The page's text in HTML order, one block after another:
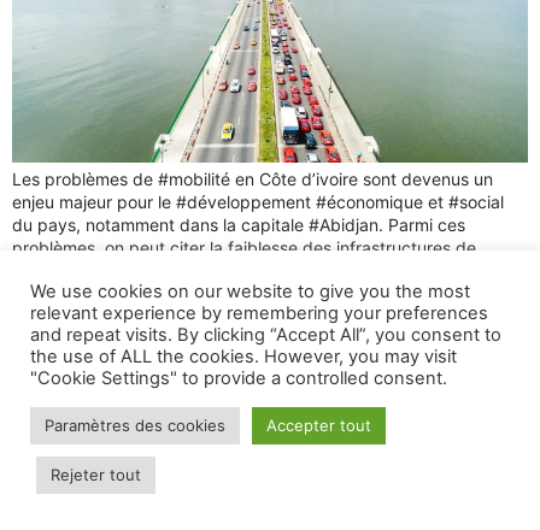
Les problèmes de #mobilité en Côte d’ivoire sont devenus un
enjeu majeur pour le #développement #économique et #social
du pays, notamment dans la capitale #Abidjan. Parmi ces
problèmes, on peut citer la faiblesse des infrastructures de
des transports informels, et la pollution. Ces problèmes ont un
impact […]
All Right Reserved 2025 © Spotiz.
We use cookies on our website to give you the most
relevant experience by remembering your preferences
and repeat visits. By clicking “Accept All”, you consent to
the use of ALL the cookies. However, you may visit
"Cookie Settings" to provide a controlled consent.
Paramètres des cookies Accepter tout
Rejeter tout